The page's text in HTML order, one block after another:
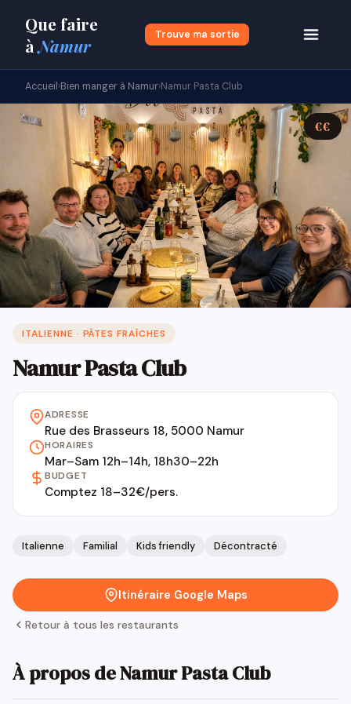
Que faire
àNamur Trouve ma sortie
Accueil ›Bien manger à Namur›Namur Pasta Club
€€
ITALIENNE · PÂTES FRAÎCHES
Namur Pasta Club
ADRESSE
Rue des Brasseurs 18, 5000 Namur
HORAIRES
Mar–Sam 12h–14h, 18h30–22h
BUDGET
Comptez 18–32€/pers.
Italienne Familial Kids friendly Décontracté
Itinéraire Google Maps
Retour à tous les restaurants
À propos de Namur Pasta Club